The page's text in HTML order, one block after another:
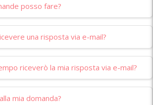
posso fare?
una risposta via e-mail?
riceverò la mia risposta via e-mail?
mia domanda?